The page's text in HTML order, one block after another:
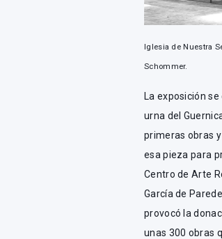
Iglesia de Nuestra
Schommer.
La exposición
urna del
primeras obras
esa pieza para
Centro de Arte
García de
provocó la
unas 300 obras